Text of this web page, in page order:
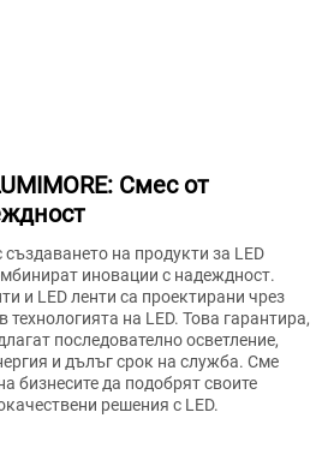
Смес от
създаването на продукти за LED
иновации с надеждност.
и LED ленти са проектирани чрез
технологията на LED. Това гарантира,
последователно осветление,
и дълъг срок на служба. Сме
бизнесите да подобрят своите
решения с LED.